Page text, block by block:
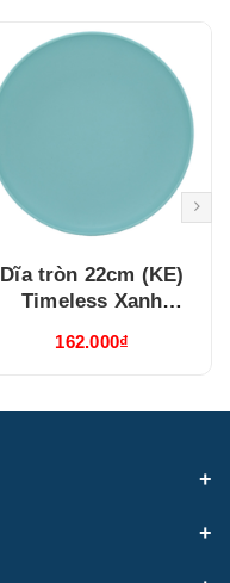
Dĩa tròn 22cm (KE)
Timeless Xanh
162.000₫